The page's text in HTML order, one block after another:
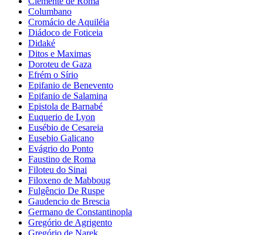
Columbano
Cromácio de Aquiléia
Diádoco de Foticeia
Didaké
Ditos e Maximas
Doroteu de Gaza
Efrém o Sírio
Epifanio de Benevento
Epifanio de Salamina
Epistola de Barnabé
Euquerio de Lyon
Eusébio de Cesareia
Eusebio Galicano
Evágrio do Ponto
Faustino de Roma
Filoteu do Sinai
Filoxeno de Mabboug
Fulgêncio De Ruspe
Gaudencio de Brescia
Germano de Constantinopla
Gregório de Agrigento